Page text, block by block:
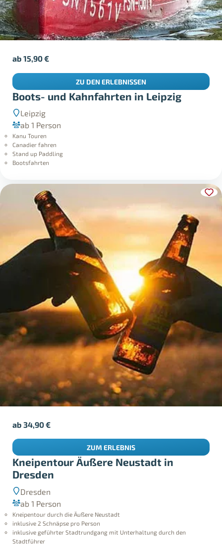
Boots- und Kahnfahrten in Leipzig
Leipzig
ab 1 Person
Kanu Touren
Canadier fahren
Stand up Paddling
Bootsfahrten
ab15,90€
ZU DEN ERLEBNISSEN
Kneipentour Äußere Neustadt in
Dresden
Dresden
ab 1 Person
Kneipentour durch die Äußere Neustadt
inklusive 2 Schnäpse pro Person
inklusive geführter Stadtrundgang mit Unterhaltung durch den
Stadtführer
ab34,90€
ZUM ERLEBNIS